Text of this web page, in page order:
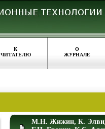
К
ЧИТАТЕЛЮ
О
ЖУРНАЛЕ
М.Н. Жижин, К.